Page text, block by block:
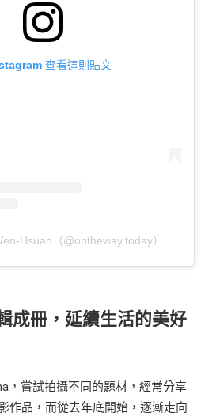
查看這則貼文
廖文瑄Sha｜Liao Wen-Hsuan（@ontheway.today）分享的貼文
成冊，延續生活的美好
，嘗試拍攝不同的題材，經常分享
作品，而從去年底開始，逐漸走向